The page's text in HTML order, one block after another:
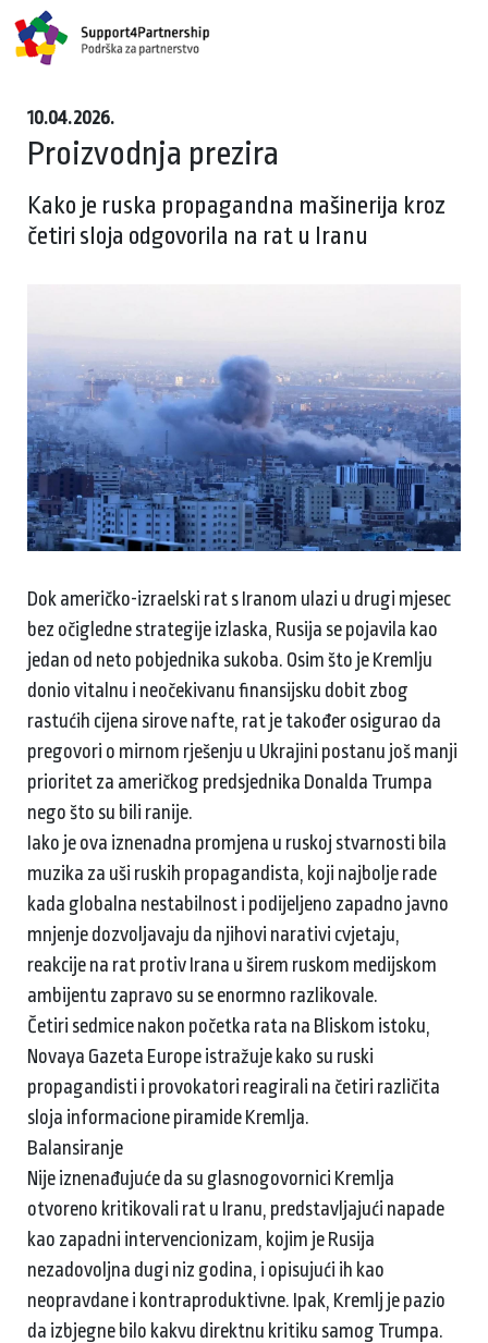
10.04.2026.
Proizvodnja prezira
Kako je ruska propagandna mašinerija kroz
četiri sloja odgovorila na rat u Iranu
Dok američko-izraelski rat s Iranom ulazi u drugi mjesec
bez očigledne strategije izlaska, Rusija se pojavila kao
jedan od neto pobjednika sukoba. Osim što je Kremlju
donio vitalnu i neočekivanu finansijsku dobit zbog
rastućih cijena sirove nafte, rat je također osigurao da
pregovori o mirnom rješenju u Ukrajini postanu još manji
prioritet za američkog predsjednika Donalda Trumpa
nego što su bili ranije.
Iako je ova iznenadna promjena u ruskoj stvarnosti bila
muzika za uši ruskih propagandista, koji najbolje rade
kada globalna nestabilnost i podijeljeno zapadno javno
mnjenje dozvoljavaju da njihovi narativi cvjetaju,
reakcije na rat protiv Irana u širem ruskom medijskom
ambijentu zapravo su se enormno razlikovale.
Četiri sedmice nakon početka rata na Bliskom istoku,
Novaya Gazeta Europe istražuje kako su ruski
propagandisti i provokatori reagirali na četiri različita
sloja informacione piramide Kremlja.
Balansiranje
Nije iznenađujuće da su glasnogovornici Kremlja
otvoreno kritikovali rat u Iranu, predstavljajući napade
kao zapadni intervencionizam, kojim je Rusija
nezadovoljna dugi niz godina, i opisujući ih kao
neopravdane i kontraproduktivne. Ipak, Kremlj je pazio
da izbjegne bilo kakvu direktnu kritiku samog Trumpa.